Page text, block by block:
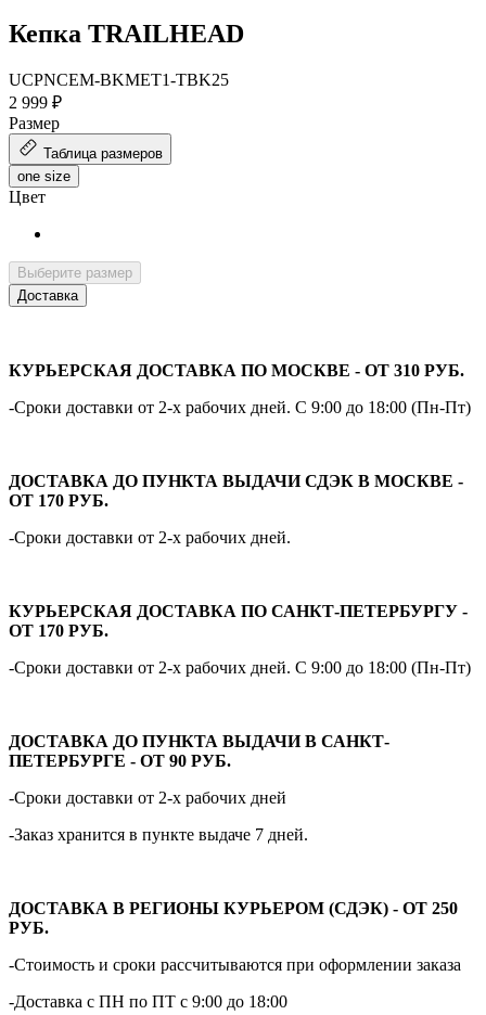
Кепка TRAILHEAD
UCPNCEM-BKMET1-TBK25
2 999 ₽
Размер
Таблица размеров
one size
Цвет
Выберите размер
Доставка
КУРЬЕРСКАЯ ДОСТАВКА ПО МОСКВЕ - ОТ 310 РУБ.
-Сроки доставки от 2-х рабочих дней. С 9:00 до 18:00 (Пн-Пт)
ДОСТАВКА ДО ПУНКТА ВЫДАЧИ СДЭК В МОСКВЕ -
ОТ 170 РУБ.
-Сроки доставки от 2-х рабочих дней.
КУРЬЕРСКАЯ ДОСТАВКА ПО САНКТ-ПЕТЕРБУРГУ -
ОТ 170 РУБ.
-Сроки доставки от 2-х рабочих дней. С 9:00 до 18:00 (Пн-Пт)
ДОСТАВКА ДО ПУНКТА ВЫДАЧИ В САНКТ-
ПЕТЕРБУРГЕ - ОТ 90 РУБ.
-Сроки доставки от 2-х рабочих дней
-Заказ хранится в пункте выдаче 7 дней.
ДОСТАВКА В РЕГИОНЫ КУРЬЕРОМ (СДЭК) - ОТ 250
РУБ.
-Стоимость и сроки рассчитываются при оформлении заказа
-Доставка с ПН по ПТ с 9:00 до 18:00